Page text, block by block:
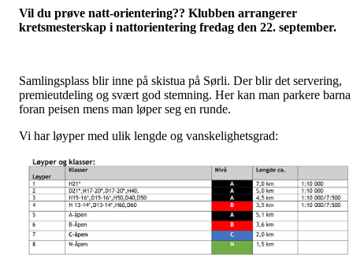
Vil du prøve natt-orientering?? Klubben arrangerer
kretsmesterskap i nattorientering fredag den 22. september.
Samlingsplass blir inne på skistua på Sørli. Der blir det servering,
premieutdeling og svært god stemning. Her kan man parkere barna
foran peisen mens man løper seg en runde.
Vi har løyper med ulik lengde og vanskelighetsgrad: